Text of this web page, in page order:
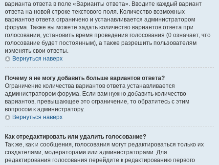
варианта ответа в поле «Варианты ответа». Вводите каждый вариант
ответа на новой строке текстового поля. Количество возможных
вариантов ответа ограничено и устанавливается администратором
форума. Также вы можете задать количество вариантов ответа при
голосовании, установить время проведения голосования (0 означает, что
голосование будет постоянным), а также разрешить пользователям
изменять свои ответы.
Вернуться наверх
Почему я не могу добавить больше вариантов ответа?
Ограничение количества вариантов ответа устанавливается
администратором форума. Если вам нужно добавить количество
вариантов, превышающее это ограничение, то обратитесь с этим
вопросом к администратору.
Вернуться наверх
Как отредактировать или удалить голосование?
Так же, как и сообщения, голосования могут редактироваться только их
создателями, модераторами или администраторами. Для
редактирования голосования перейдите к редактированию первого